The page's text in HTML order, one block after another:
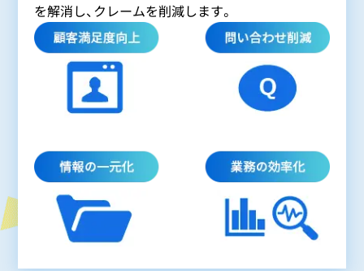
を解消し、クレームを削減します。